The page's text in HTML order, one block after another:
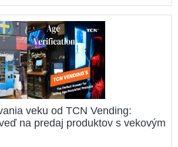
veku od TCN Vending:
na predaj produktov s vekovým